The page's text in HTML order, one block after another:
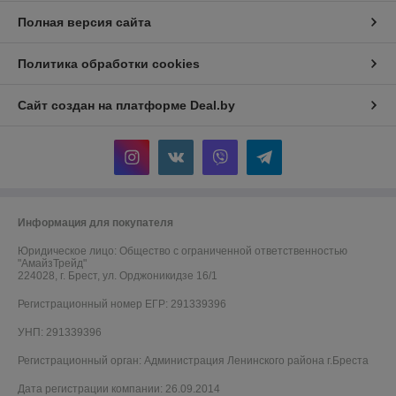
Полная версия сайта
Политика обработки cookies
Сайт создан на платформе Deal.by
Информация для покупателя
Юридическое лицо: Общество с ограниченной ответственностью
"АмайзТрейд"
224028, г. Брест, ул. Орджоникидзе 16/1
Регистрационный номер ЕГР: 291339396
УНП: 291339396
Регистрационный орган: Администрация Ленинского района г.Бреста
Дата регистрации компании: 26.09.2014